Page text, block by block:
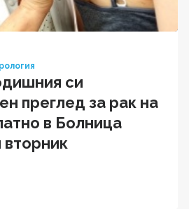
си
преглед за рак на
в Болница
вторник